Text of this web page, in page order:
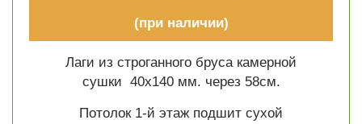
(при наличии)
Лаги из строганного бруса камерной
сушки 40х140 мм. через 58см.
Потолок 1-й этаж подшит сухой